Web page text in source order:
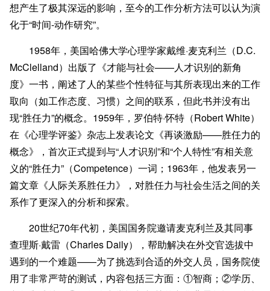
想产生了极其深远的影响，至今的工作分析方法可以认为演
化于“时间-动作研究”。
1958年，美国哈佛大学心理学家戴维·麦克利兰（D.C.
McClelland）出版了《才能与社会——人才识别的新角
度》一书，阐述了人的某些个性特征与其所表现出来的工作
取向（如工作态度、习惯）之间的联系，但此书并没有出
现“胜任力”的概念。1959年，罗伯特·怀特（Robert White）
在《心理学评鉴》杂志上发表论文《再谈激励——胜任力的
概念》，首次正式提到与“人才识别”和“个人特性”有相关意
义的“胜任力”（Competence）一词；1963年，他发表另一
篇文章《人际关系胜任力》，对胜任力与社会生活之间的关
系作了更深入的分析和探索。
20世纪70年代初，美国国务院邀请麦克利兰及其同事
查理斯·戴雷（Charles Daily），帮助解决在外交官选拔中
遇到的一个难题——为了挑选到合适的外交人员，国务院使
用了非常严苛的测试，内容包括三方面：①智商；②学历、